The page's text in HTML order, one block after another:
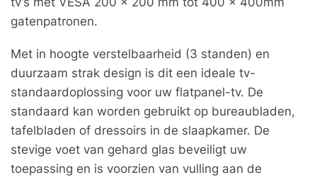
gatenpatronen.
Met in hoogte verstelbaarheid (3 standen) en
duurzaam strak design is dit een ideale tv-
standaardoplossing voor uw flatpanel-tv. De
standaard kan worden gebruikt op bureaubladen,
tafelbladen of dressoirs in de slaapkamer. De
stevige voet van gehard glas beveiligt uw
toepassing en is voorzien van vulling aan de